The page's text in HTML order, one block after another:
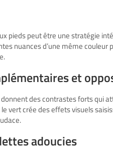
pieds peut être une stratégie
nuances d’une même
et
des contrastes forts qui
le vert crée des effets visuels
adoucies